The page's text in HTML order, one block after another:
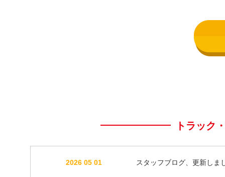
トラック
2026 05 01 スタッフブログ、更新しま